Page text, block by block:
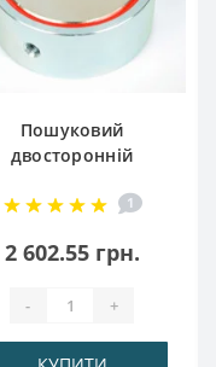
Пошуковий
двосторонній
Premag
1
2 602.55 грн.
- +